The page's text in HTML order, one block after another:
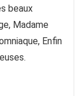
beaux
Madame
Enfin